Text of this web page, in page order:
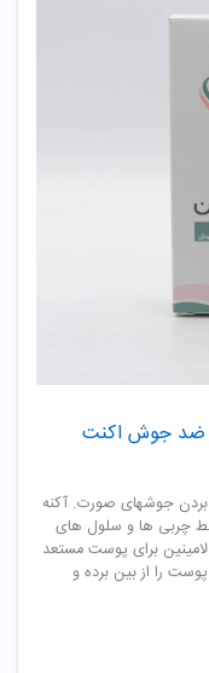
ضد جوش اکنت
جوشهای صورت. آکنه
چربی ها و سلول های
برای پوست مستعد
را از بین برده و